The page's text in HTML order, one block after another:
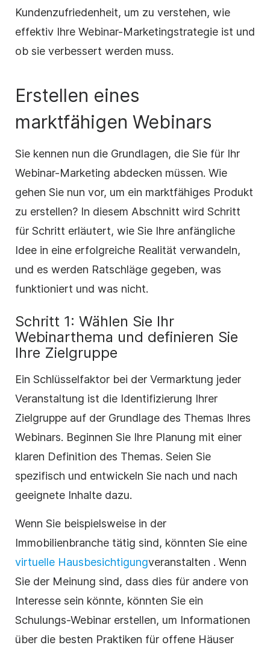
Kundenzufriedenheit, um zu verstehen, wie
effektiv Ihre Webinar-Marketingstrategie ist und
ob sie verbessert werden muss.
Erstellen eines
marktfähigen Webinars
Sie kennen nun die Grundlagen, die Sie für Ihr
Webinar-Marketing abdecken müssen. Wie
gehen Sie nun vor, um ein marktfähiges Produkt
zu erstellen? In diesem Abschnitt wird Schritt
für Schritt erläutert, wie Sie Ihre anfängliche
Idee in eine erfolgreiche Realität verwandeln,
und es werden Ratschläge gegeben, was
funktioniert und was nicht.
Schritt 1: Wählen Sie Ihr
Webinarthema und definieren Sie
Ihre Zielgruppe
Ein Schlüsselfaktor bei der Vermarktung jeder
Veranstaltung ist die Identifizierung Ihrer
Zielgruppe auf der Grundlage des Themas Ihres
Webinars. Beginnen Sie Ihre Planung mit einer
klaren Definition des Themas. Seien Sie
spezifisch und entwickeln Sie nach und nach
geeignete Inhalte dazu.
Wenn Sie beispielsweise in der
Immobilienbranche tätig sind, könnten Sie eine
virtuelle Hausbesichtigungveranstalten . Wenn
Sie der Meinung sind, dass dies für andere von
Interesse sein könnte, könnten Sie ein
Schulungs-Webinar erstellen, um Informationen
über die besten Praktiken für offene Häuser